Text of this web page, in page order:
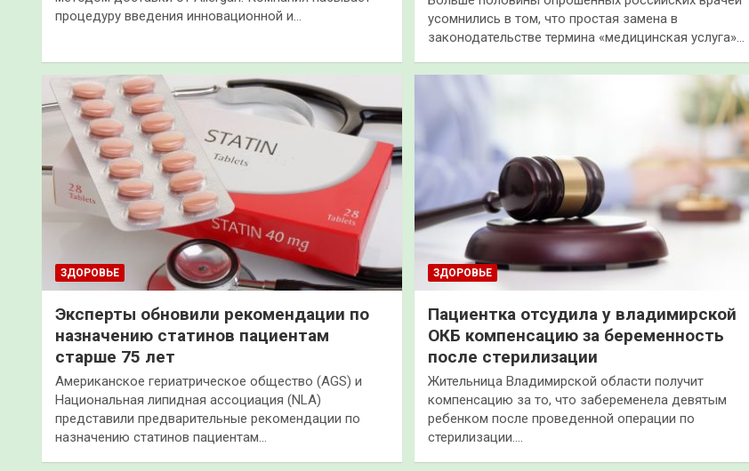
процедуру введения инновационной и…
усомнились в том, что простая замена в
законодательстве термина «медицинская услуга»…
ЗДОРОВЬЕ
Эксперты обновили рекомендации по
назначению статинов пациентам
старше 75 лет
Американское гериатрическое общество (AGS) и
Национальная липидная ассоциация (NLA)
представили предварительные рекомендации по
назначению статинов пациентам…
ЗДОРОВЬЕ
Пациентка отсудила у владимирской
ОКБ компенсацию за беременность
после стерилизации
Жительница Владимирской области получит
компенсацию за то, что забеременела девятым
ребенком после проведенной операции по
стерилизации.…